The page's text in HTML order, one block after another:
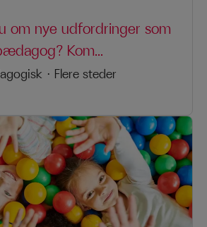
om nye udfordringer som
Kom...
· Flere steder